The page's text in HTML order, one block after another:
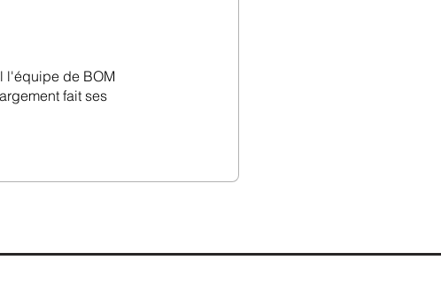
l'équipe de BOM
fait ses